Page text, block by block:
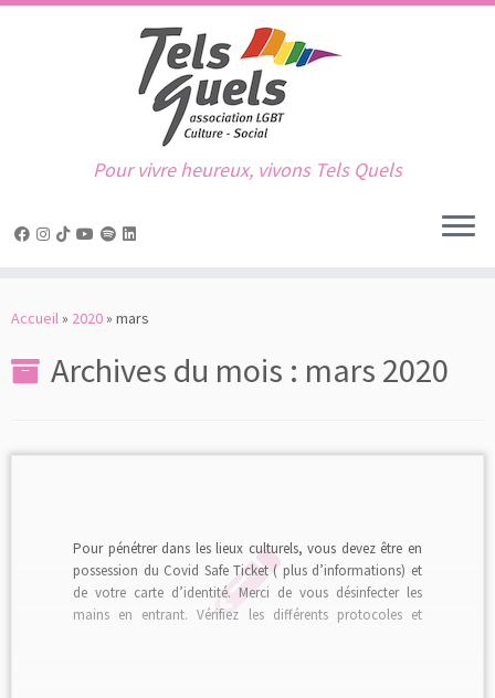
au
Pour vivre heureux, vivons Tels Quels
Accueil» 2020» mars
Archives du mois : mars 2020
Pour pénétrer dans les lieux culturels, vous devez être en
possession du Covid Safe Ticket ( plus d’informations) et
de votre carte d’identité. Merci de vous désinfecter les
mains en entrant. Vérifiez les différents protocoles et